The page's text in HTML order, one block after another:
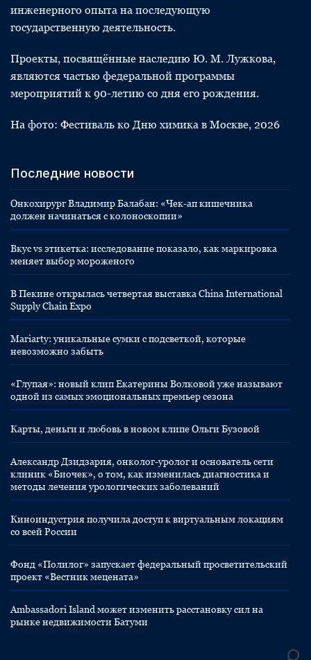
инженерного опыта на последующую
государственную деятельность.
Проекты, посвящённые наследию Ю. М. Лужкова,
являются частью федеральной программы
мероприятий к 90-летию со дня его рождения.
На фото: Фестиваль ко Дню химика в Москве, 2026
Последние новости
Онкохирург Владимир Балабан: «Чек-ап кишечника
должен начинаться с колоноскопии»
Вкус vs этикетка: исследование показало, как маркировка
меняет выбор мороженого
В Пекине открылась четвертая выставка China International
Supply Chain Expo
Mariarty: уникальные сумки с подсветкой, которые
невозможно забыть
«Глупая»: новый клип Екатерины Волковой уже называют
одной из самых эмоциональных премьер сезона
Карты, деньги и любовь в новом клипе Ольги Бузовой
Александр Дзидзария, онколог-уролог и основатель сети
клиник «Биочек», о том, как изменилась диагностика и
методы лечения урологических заболеваний
Киноиндустрия получила доступ к виртуальным локациям
со всей России
Фонд «Полилог» запускает федеральный просветительский
проект «Вестник мецената»
Ambassadori Island может изменить расстановку сил на
рынке недвижимости Батуми